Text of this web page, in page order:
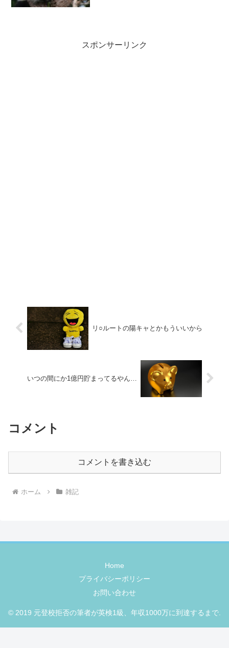
スポンサーリンク
リ○ルートの陽キャとかもういいから
いつの間にか1億円貯まってるやん…
コメント
コメントを書き込む
ホーム 雑記
Home
プライバシーポリシー
お問い合わせ
© 2019 元登校拒否の筆者が英検1級、年収1000万に到達するまで.